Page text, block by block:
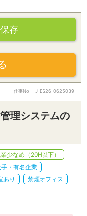
存
仕事No J-ES26-0625039
理システムの
少なめ（20H以下）
手・有名企業
あり
禁煙オフィス